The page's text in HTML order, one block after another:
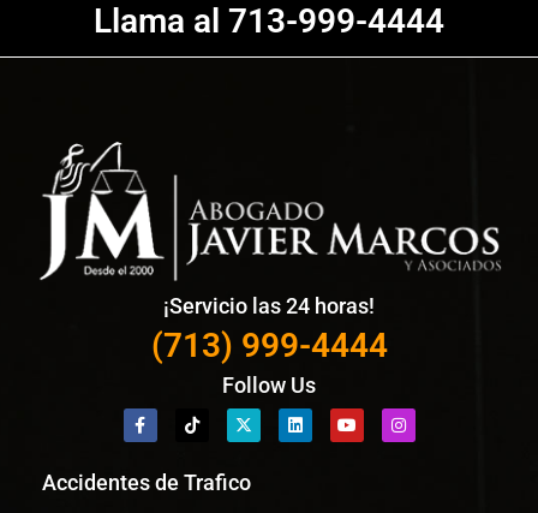
Llama al 713-999-4444
¡Servicio las 24 horas!
(713) 999-4444
Follow Us
Accidentes de Trafico